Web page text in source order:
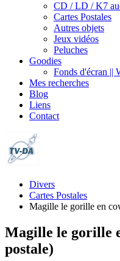
CD / LD / K7
Cartes Postales
Autres objets
Jeux vidéos
Peluches
Goodies
Fonds d'écran ||
Mes recherches
Blog
Liens
Contact
Divers
Cartes Postales
Magille le gorille en
Magille le gorille
postale)